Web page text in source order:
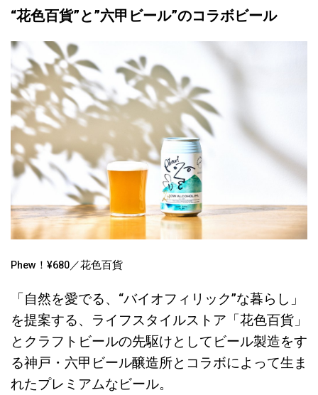
“花色百貨”と”六甲ビール”のコラボビール
Phew！¥680／花色百貨
「自然を愛でる、“バイオフィリック”な暮らし」
を提案する、ライフスタイルストア「花色百貨」
とクラフトビールの先駆けとしてビール製造をす
る神戸・六甲ビール醸造所とコラボによって生ま
れたプレミアムなビール。